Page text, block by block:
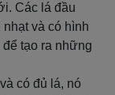
Các lá đầu
và có hình
tạo ra những
có đủ lá, nó